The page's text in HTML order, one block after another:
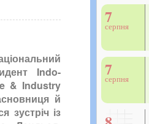
Indo-
& Industry
й
зустріч із
7
серпня
7
серпня